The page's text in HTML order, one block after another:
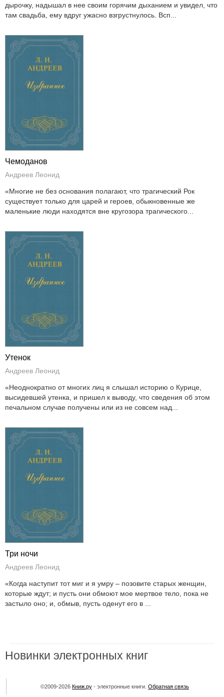
дырочку, надышал в нее своим горячим дыханием и увидел, что
там свадьба, ему вдруг ужасно взгрустнулось. Всп...
Чемоданов
Андреев Леонид
«Многие не без основания полагают, что трагический Рок
существует только для царей и героев, обыкновенные же
маленькие люди находятся вне кругозора трагического...
Утенок
Андреев Леонид
«Неоднократно от многих лиц я слышал историю о Курице,
высидевшей утенка, и пришел к выводу, что сведения об этом
печальном случае получены или из не совсем над...
Три ночи
Андреев Леонид
«Когда наступит тот миг и я умру – позовите старых женщин,
которые ждут; и пусть они обмоют мое мертвое тело, пока не
застыло оно; и, обмыв, пусть оденут его в ...
Новинки электронных книг
©2009-2026 Книж.ру - электронные книги. Обратная связь